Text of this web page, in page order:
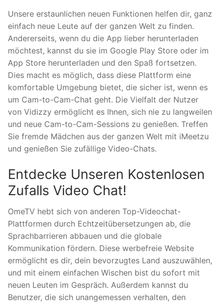
Unsere erstaunlichen neuen Funktionen helfen dir, ganz
einfach neue Leute auf der ganzen Welt zu finden.
Andererseits, wenn du die App lieber herunterladen
möchtest, kannst du sie im Google Play Store oder im
App Store herunterladen und den Spaß fortsetzen.
Dies macht es möglich, dass diese Plattform eine
komfortable Umgebung bietet, die sicher ist, wenn es
um Cam-to-Cam-Chat geht. Die Vielfalt der Nutzer
von Vidizzy ermöglicht es Ihnen, sich nie zu langweilen
und neue Cam-to-Cam-Sessions zu genießen. Treffen
Sie fremde Mädchen aus der ganzen Welt mit iMeetzu
und genießen Sie zufällige Video-Chats.
Entdecke Unseren Kostenlosen
Zufalls Video Chat!
OmeTV hebt sich von anderen Top-Videochat-
Plattformen durch Echtzeitübersetzungen ab, die
Sprachbarrieren abbauen und die globale
Kommunikation fördern. Diese werbefreie Website
ermöglicht es dir, dein bevorzugtes Land auszuwählen,
und mit einem einfachen Wischen bist du sofort mit
neuen Leuten im Gespräch. Außerdem kannst du
Benutzer, die sich unangemessen verhalten, den